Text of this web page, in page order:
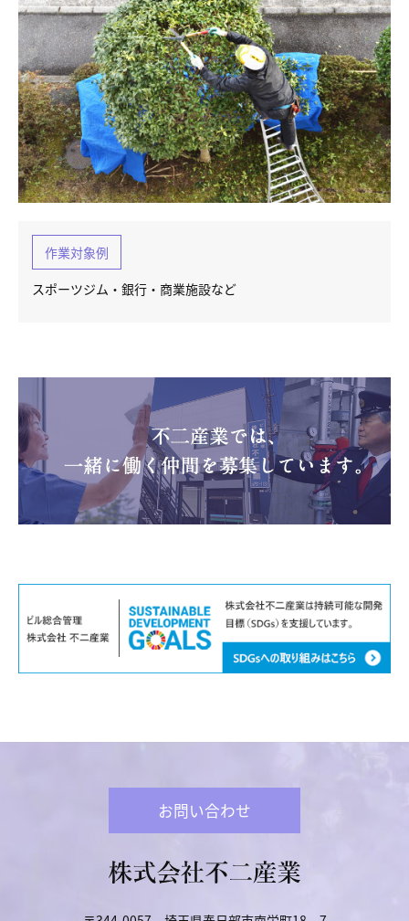
作業対象例
スポーツジム・銀行・商業施設など
お問い合わせ